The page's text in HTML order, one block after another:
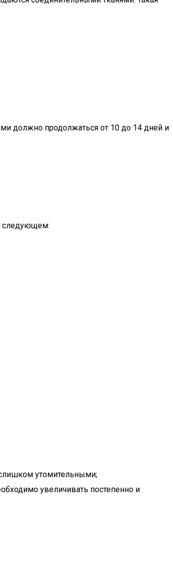
должно продолжаться от 10 до 14 дней и
следующем:
утомительными;
увеличивать постепенно и